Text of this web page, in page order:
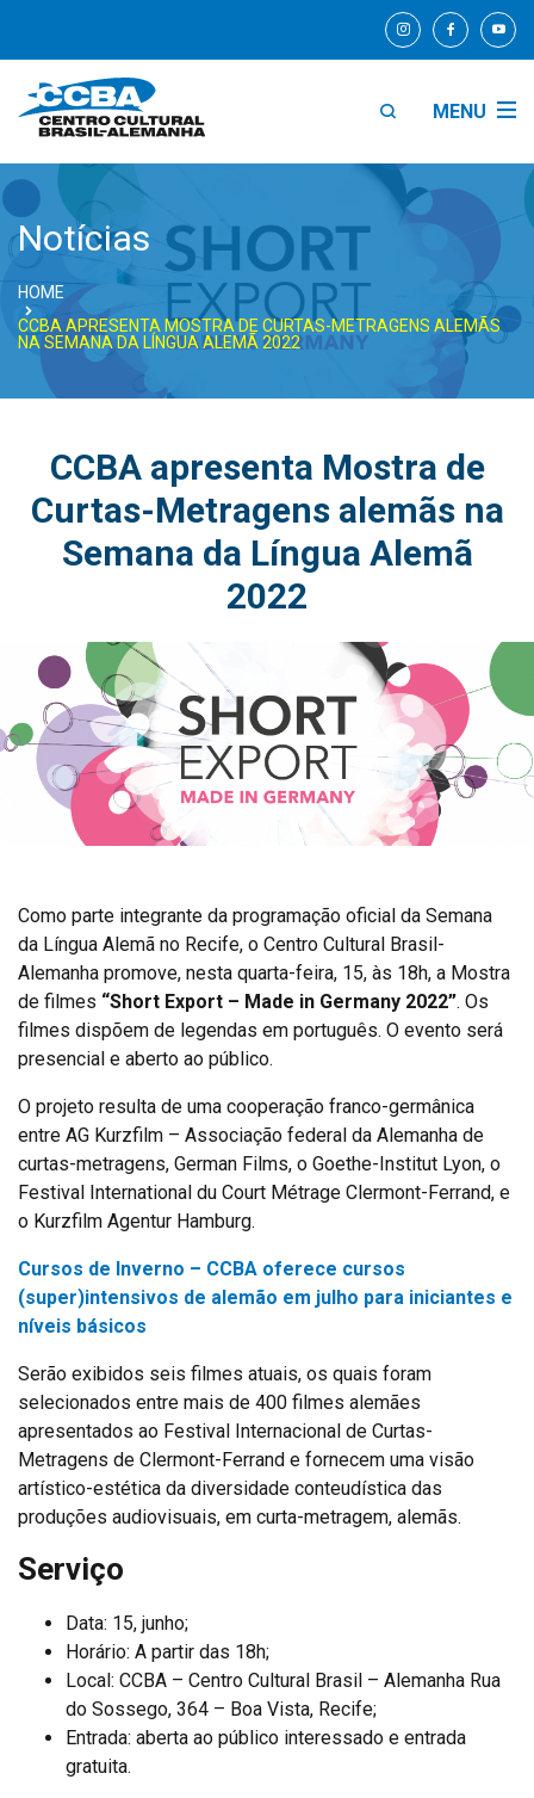
MENU
Notícias
HOME
CCBA APRESENTA MOSTRA DE CURTAS-METRAGENS ALEMÃS
NA SEMANA DA LÍNGUA ALEMÃ 2022
CCBA apresenta Mostra de
Curtas-Metragens alemãs na
Semana da Língua Alemã
2022
Como parte integrante da programação oficial da Semana
da Língua Alemã no Recife, o Centro Cultural Brasil-
Alemanha promove, nesta quarta-feira, 15, às 18h, a Mostra
de filmes “Short Export – Made in Germany 2022”. Os
filmes dispõem de legendas em português. O evento será
presencial e aberto ao público.
O projeto resulta de uma cooperação franco-germânica
entre AG Kurzfilm – Associação federal da Alemanha de
curtas-metragens, German Films, o Goethe-Institut Lyon, o
Festival International du Court Métrage Clermont-Ferrand, e
o Kurzfilm Agentur Hamburg.
Cursos de Inverno – CCBA oferece cursos
(super)intensivos de alemão em julho para iniciantes e
níveis básicos
Serão exibidos seis filmes atuais, os quais foram
selecionados entre mais de 400 filmes alemães
apresentados ao Festival Internacional de Curtas-
Metragens de Clermont-Ferrand e fornecem uma visão
artístico-estética da diversidade conteudística das
produções audiovisuais, em curta-metragem, alemãs.
Serviço
Data: 15, junho;
Horário: A partir das 18h;
Local: CCBA – Centro Cultural Brasil – Alemanha Rua
do Sossego, 364 – Boa Vista, Recife;
Entrada: aberta ao público interessado e entrada
gratuita.